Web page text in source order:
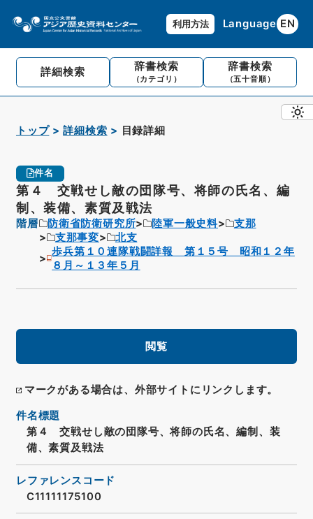
利用方法 Language EN
詳細検索 辞書検索
（カテゴリ）
辞書検索
（五十音順）
トップ 詳細検索 目録詳細
件名
第４ 交戦せし敵の団隊号、将師の氏名、編
制、装備、素質及戦法
階層 防衛省防衛研究所 陸軍一般史料
支那
支那事変
北支
歩兵第１０連隊戦闘詳報 第１５号 昭和１２年
８月～１３年５月
閲覧
マークがある場合は、外部サイトにリンクします。
件名標題
第４ 交戦せし敵の団隊号、将師の氏名、編制、装
備、素質及戦法
レファレンスコード
C11111175100